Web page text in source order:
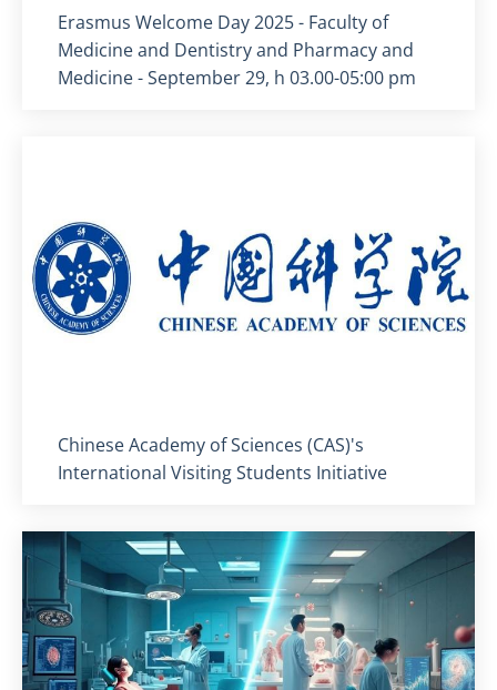
Titolo card:
Erasmus Welcome Day 2025 - Faculty of
Medicine and Dentistry and Pharmacy and
Medicine - September 29, h 03.00-05:00 pm
Titolo card:
Chinese Academy of Sciences (CAS)'s
International Visiting Students Initiative